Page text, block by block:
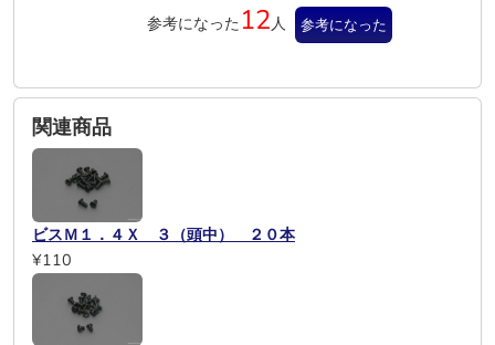
参考になった 12人 参考になった
関連商品
ビスＭ１．４Ｘ ３（頭中） ２０本
¥110